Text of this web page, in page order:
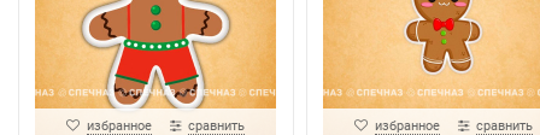
избранное сравнить избранное сравнить